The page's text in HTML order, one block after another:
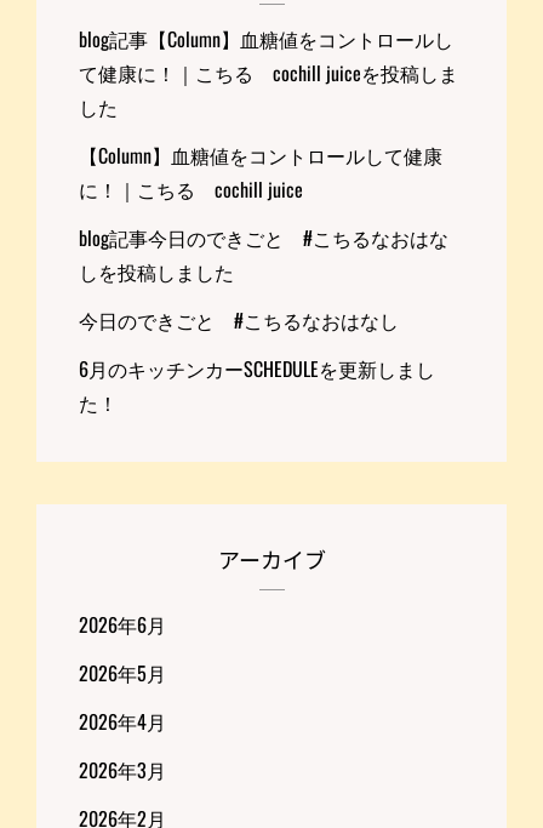
blog記事【Column】血糖値をコントロールし
て健康に！｜こちる cochill juiceを投稿しま
した
【Column】血糖値をコントロールして健康
に！｜こちる cochill juice
blog記事今日のできごと #こちるなおはな
しを投稿しました
今日のできごと #こちるなおはなし
6月のキッチンカーSCHEDULEを更新しまし
た！
アーカイブ
2026年6月
2026年5月
2026年4月
2026年3月
2026年2月